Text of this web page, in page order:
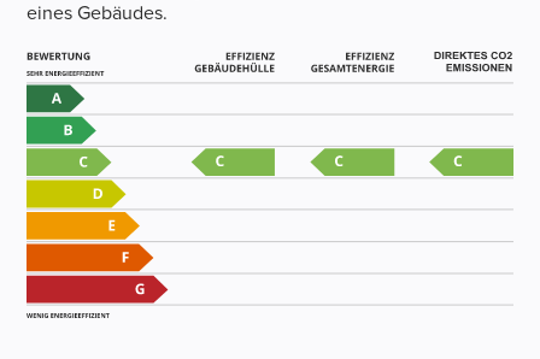
eines Gebäudes.